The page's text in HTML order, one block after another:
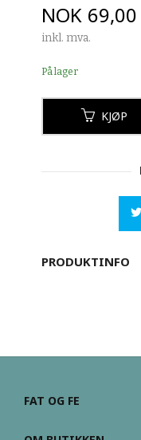
Pris
NOK 69,00
inkl. mva.
På lager
KJØP
PRODUKTINFO
FAT OG FE